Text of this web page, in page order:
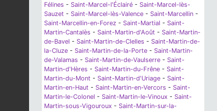
Félines - Saint-Marcel-l'Éclairé - Saint-Marcel-lès-
Sauzet - Saint-Marcel-lès-Valence - Saint-Marcellin -
Saint-Marcellin-en-Forez - Saint-Martial - Saint-
Martin-Cantalès - Saint-Martin-d'Août - Saint-Martin-
de-Bavel - Saint-Martin-de-Clelles - Saint-Martin-de-
la-Cluze - Saint-Martin-de-la-Porte - Saint-Martin-
de-Valamas - Saint-Martin-de-Vaulserre - Saint-
Martin-d'Hères - Saint-Martin-du-Frêne - Saint-
Martin-du-Mont - Saint-Martin-d'Uriage - Saint-
Martin-en-Haut - Saint-Martin-en-Vercors - Saint-
Martin-le-Colonel - Saint-Martin-le-Vinoux - Saint-
Martin-sous-Vigouroux - Saint-Martin-sur-la-